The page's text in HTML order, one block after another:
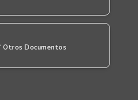
Otros Documentos